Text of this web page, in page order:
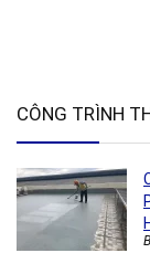
CÔNG TRÌNH